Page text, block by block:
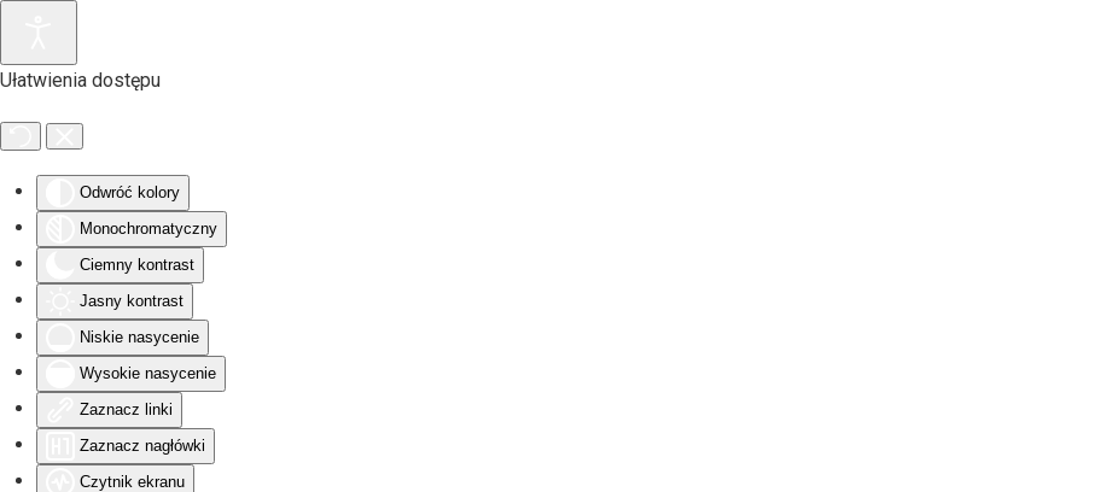
Ułatwienia dostępu
Odwróć kolory
Monochromatyczny
Ciemny kontrast
Jasny kontrast
Niskie nasycenie
Wysokie nasycenie
Zaznacz linki
Zaznacz nagłówki
Czytnik ekranu
Przejdź do głównej treści